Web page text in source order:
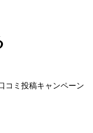
コミ投稿キャンペーン